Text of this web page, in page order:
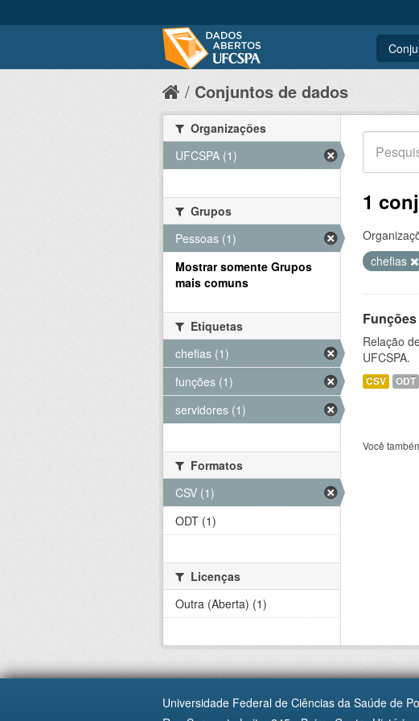
Conjuntos de dados
1
chefias
Relação
UFCSPA.
CSV ODT
Você
Organizações
UFCSPA (1)
Grupos
Pessoas (1)
Mostrar somente Grupos
mais comuns
Etiquetas
chefias (1)
funções (1)
servidores (1)
Formatos
CSV (1)
ODT (1)
Licenças
Outra (Aberta) (1)
Universidade Federal de Ciências da Saúde de